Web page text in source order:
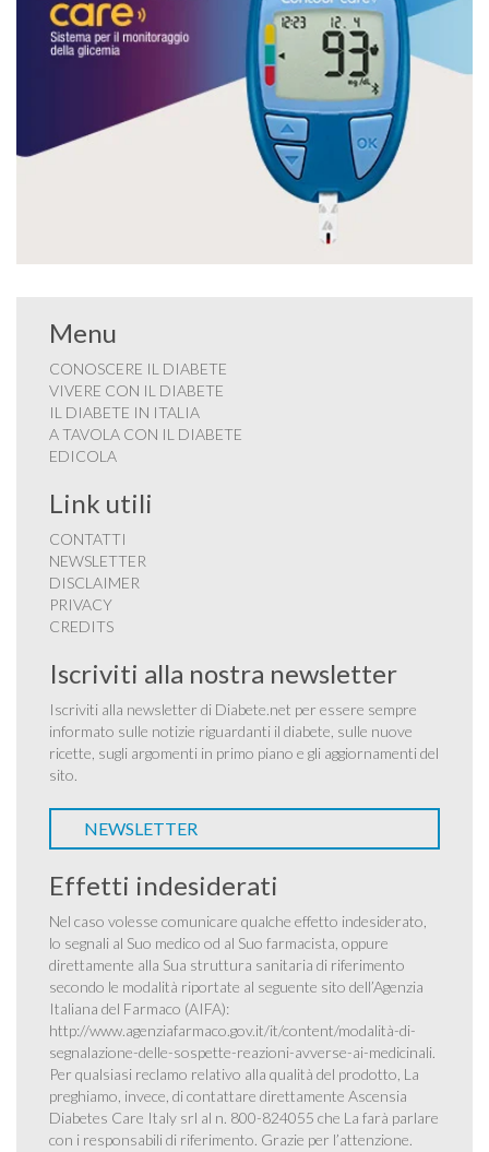
Menu
CONOSCERE IL DIABETE
VIVERE CON IL DIABETE
IL DIABETE IN ITALIA
A TAVOLA CON IL DIABETE
EDICOLA
Link utili
CONTATTI
NEWSLETTER
DISCLAIMER
PRIVACY
CREDITS
Iscriviti alla nostra newsletter
Iscriviti alla newsletter di Diabete.net per essere sempre
informato sulle notizie riguardanti il diabete, sulle nuove
ricette, sugli argomenti in primo piano e gli aggiornamenti del
sito.
NEWSLETTER
Effetti indesiderati
Nel caso volesse comunicare qualche effetto indesiderato,
lo segnali al Suo medico od al Suo farmacista, oppure
direttamente alla Sua struttura sanitaria di riferimento
secondo le modalità riportate al seguente sito dell’Agenzia
Italiana del Farmaco (AIFA):
http://www.agenziafarmaco.gov.it/it/content/modalità-di-
segnalazione-delle-sospette-reazioni-avverse-ai-medicinali.
Per qualsiasi reclamo relativo alla qualità del prodotto, La
preghiamo, invece, di contattare direttamente Ascensia
Diabetes Care Italy srl al n. 800-824055 che La farà parlare
con i responsabili di riferimento. Grazie per l’attenzione.